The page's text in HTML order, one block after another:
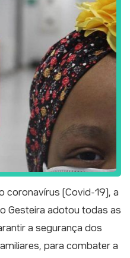
coronavírus (Covid-19), a
Gesteira adotou todas as
a segurança dos
para combater a